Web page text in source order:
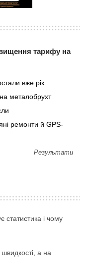
тарифу на
вже рік
металобрухт
ремонти й GPS-
Результати
статистика і чому
а на